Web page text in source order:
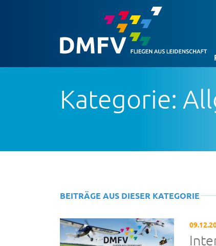
Kategorie:
BEITRÄGE AUS DIESER KATEGORIE